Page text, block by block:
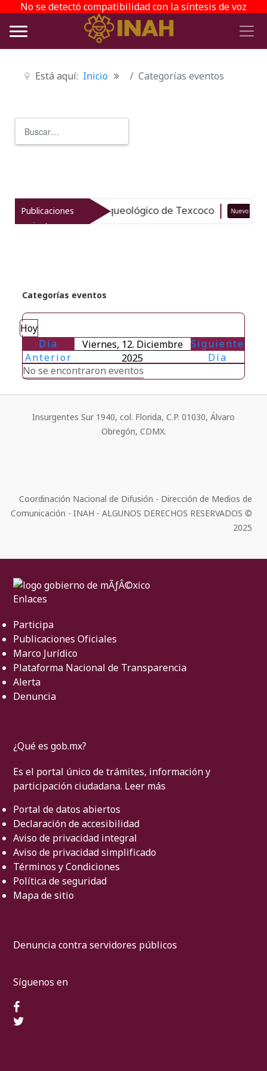
No se detectó compatibilidad con la síntesis de voz
Está aquí: Inicio Categorías eventos
Publicaciones
recientes
el patrimonio arqueológico de Texcoco Nuevo
Categorías eventos
Hoy
Día
Anterior
Viernes, 12. Diciembre
2025
Siguiente
Día
No se encontraron eventos
Insurgentes Sur 1940, col. Florida, C.P. 01030, Álvaro
Obregón, CDMX.
Coordinación Nacional de Difusión - Dirección de Medios de
Comunicación - INAH - ALGUNOS DERECHOS RESERVADOS ©
2025
Enlaces
Participa
Publicaciones Oficiales
Marco Jurídico
Plataforma Nacional de Transparencia
Alerta
Denuncia
¿Qué es gob.mx?
Es el portal único de trámites, información y
participación ciudadana. Leer más
Portal de datos abiertos
Declaración de accesibilidad
Aviso de privacidad integral
Aviso de privacidad simplificado
Términos y Condiciones
Política de seguridad
Mapa de sitio
Denuncia contra servidores públicos
Síguenos en